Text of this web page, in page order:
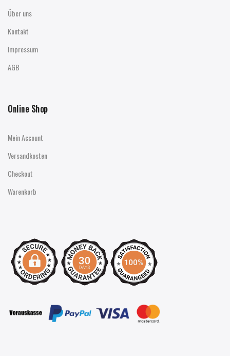
Über uns
Kontakt
Impressum
AGB
Online Shop
Mein Account
Versandkosten
Checkout
Warenkorb